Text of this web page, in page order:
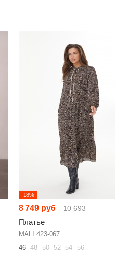
-18%
8 749 руб 10 693
Платье
MALI 423-067
46 48 50 52 54 56